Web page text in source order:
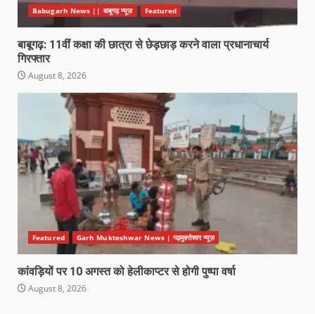
Babugarh News || बाबूगढ़ न्यूज़ Featured
बाबूगढ़: 11वीं कक्षा की छात्रा से छेड़छाड़ करने वाला प्रधानाचार्य
गिरफ्तार
August 8, 2026
Featured Garh Mukteshwar News | गढ़मुक्तेश्वर न्यूज़
कांवड़ियों पर 10 अगस्त को हेलीकाप्टर से होगी पुष्पा वर्षा
August 8, 2026